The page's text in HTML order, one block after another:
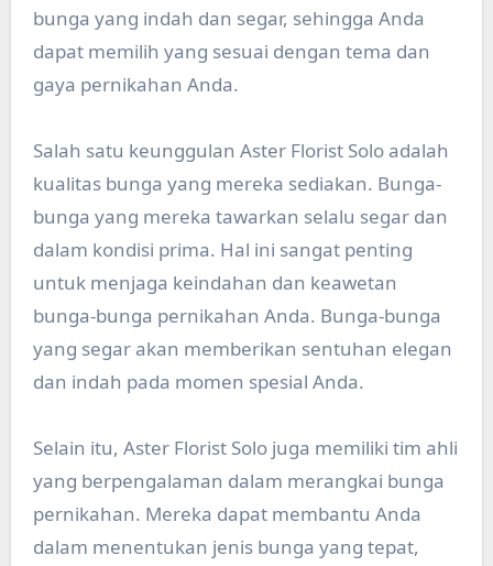
bunga yang indah dan segar, sehingga Anda
dapat memilih yang sesuai dengan tema dan
gaya pernikahan Anda.
Salah satu keunggulan Aster Florist Solo adalah
kualitas bunga yang mereka sediakan. Bunga-
bunga yang mereka tawarkan selalu segar dan
dalam kondisi prima. Hal ini sangat penting
untuk menjaga keindahan dan keawetan
bunga-bunga pernikahan Anda. Bunga-bunga
yang segar akan memberikan sentuhan elegan
dan indah pada momen spesial Anda.
Selain itu, Aster Florist Solo juga memiliki tim ahli
yang berpengalaman dalam merangkai bunga
pernikahan. Mereka dapat membantu Anda
dalam menentukan jenis bunga yang tepat,